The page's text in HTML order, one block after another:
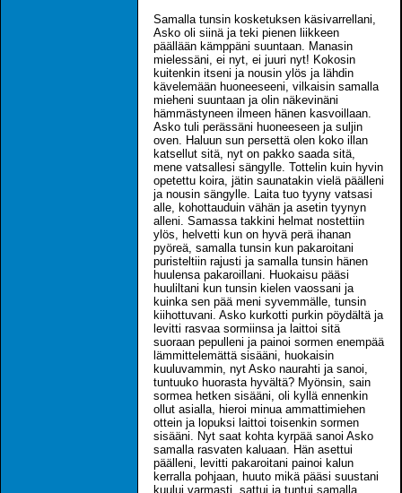
Samalla tunsin kosketuksen käsivarrellani,
Asko oli siinä ja teki pienen liikkeen
päällään kämppäni suuntaan. Manasin
mielessäni, ei nyt, ei juuri nyt! Kokosin
kuitenkin itseni ja nousin ylös ja lähdin
kävelemään huoneeseeni, vilkaisin samalla
mieheni suuntaan ja olin näkevinäni
hämmästyneen ilmeen hänen kasvoillaan.
Asko tuli perässäni huoneeseen ja suljin
oven. Haluun sun persettä olen koko illan
katsellut sitä, nyt on pakko saada sitä,
mene vatsallesi sängylle. Tottelin kuin hyvin
opetettu koira, jätin saunatakin vielä päälleni
ja nousin sängylle. Laita tuo tyyny vatsasi
alle, kohottauduin vähän ja asetin tyynyn
alleni. Samassa takkini helmat nostettiin
ylös, helvetti kun on hyvä perä ihanan
pyöreä, samalla tunsin kun pakaroitani
puristeltiin rajusti ja samalla tunsin hänen
huulensa pakaroillani. Huokaisu pääsi
huuliltani kun tunsin kielen vaossani ja
kuinka sen pää meni syvemmälle, tunsin
kiihottuvani. Asko kurkotti purkin pöydältä ja
levitti rasvaa sormiinsa ja laittoi sitä
suoraan pepulleni ja painoi sormen enempää
lämmittelemättä sisääni, huokaisin
kuuluvammin, nyt Asko naurahti ja sanoi,
tuntuuko huorasta hyvältä? Myönsin, sain
sormea hetken sisääni, oli kyllä ennenkin
ollut asialla, hieroi minua ammattimiehen
ottein ja lopuksi laittoi toisenkin sormen
sisääni. Nyt saat kohta kyrpää sanoi Asko
samalla rasvaten kaluaan. Hän asettui
päälleni, levitti pakaroitani painoi kalun
kerralla pohjaan, huuto mikä pääsi suustani
kuului varmasti, sattui ja tuntui samalla